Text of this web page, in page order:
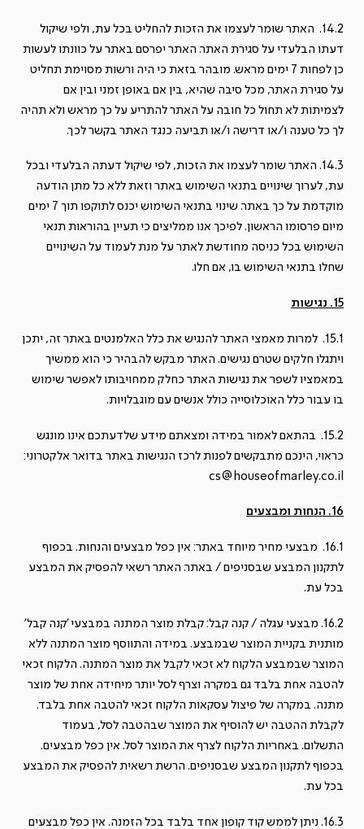
14.2. האתר שומר לעצמו את הזכות להחליט בכל עת, ולפי שיקול
דעתו הבלעדי על סגירת האתר. האתר יפרסם באתר על כוונתו לעשות
כן לפחות 7 ימים מראש. מובהר בזאת כי היה ורשות מסוימת תחליט
על סגירת האתר, מכל סיבה שהיא, בין אם באופן זמני ובין אם
לצמיתות לא תחול כל חובה על האתר להתריע על כך מראש ולא תהיה
לך כל טענה ו/או דרישה ו/או תביעה כנגד האתר בקשר לכך.
14.3. האתר שומר לעצמו את הזכות, לפי שיקול דעתה הבלעדי ובכל
עת, לערוך שינויים בתנאי השימוש באתר וזאת ללא כל מתן הודעה
מוקדמת על כך באתר. שינוי בתנאי השימוש יכנס לתוקפו תוך 7 ימים
מיום פרסומו הראשון. לפיכך אנו ממליצים כי תעיין בהוראות תנאי
השימוש בכל כניסה מחודשת לאתר על מנת לעמוד על השינויים
שחלו בתנאי השימוש בו, אם חלו.
15. נגישות
15.1. למרות מאמצי האתר להנגיש את כלל האלמנטים באתר זה, יתכן
ויתגלו חלקים שטרם נגישים. האתר מבקש להבהיר כי הוא ממשיך
במאמציו לשפר את נגישות האתר כחלק ממחויבותו לאפשר שימוש
בו עבור כלל האוכלוסייה כולל אנשים עם מוגבלויות.
15.2. בהתאם לאמור במידה ומצאתם מידע שלדעתכם אינו מונגש
כראוי, הינכם מתבקשים לפנות לרכז הנגישות באתר בדואר אלקטרוני:
cs@houseofmarley.co.il
16. הנחות ומבצעים
16.1. מבצעי מחיר מיוחד באתר: אין כפל מבצעים והנחות. בכפוף
לתקנון המבצע שבסניפים / באתר. האתר רשאי להפסיק את המבצע
בכל עת.
16.2. מבצעי עגלה / קנה קבל: קבלת מוצר המתנה במבצעי 'קנה קבל'
מותנית בקניית המוצר שבמבצע. במידה והתווסף מוצר המתנה ללא
המוצר שבמבצע הלקוח לא זכאי לקבל את מוצר המתנה. הלקוח זכאי
להטבה אחת בלבד גם במקרה וצרף לסל יותר מיחידה אחת של מוצר
מתנה. במקרה של פיצול עסקאות הלקוח זכאי להטבה אחת בלבד.
לקבלת ההטבה יש להוסיף את המוצר שבהטבה לסל, בעמוד
התשלום. באחריות הלקוח לצרף את המוצר לסל. אין כפל מבצעים.
בכפוף לתקנון המבצע שבסניפים. הרשת רשאית להפסיק את המבצע
בכל עת.
16.3. ניתן לממש קוד קופון אחד בלבד בכל הזמנה. אין כפל מבצעים